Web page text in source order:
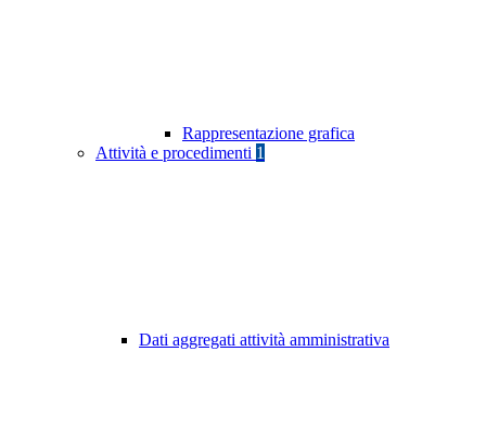
Rappresentazione grafica
Attività e procedimenti 1
Dati aggregati attività amministrativa